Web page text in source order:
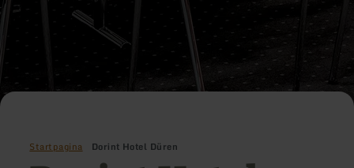
Startpagina Dorint Hotel Düren